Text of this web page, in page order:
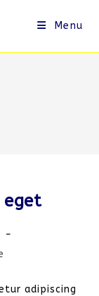
Menu
eget
adipiscing